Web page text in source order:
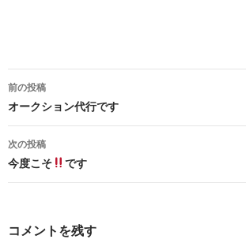
投
稿
ナ
ゲ
前の投稿
オークション代行です
次の投稿
今度こそ です
コメントを残す